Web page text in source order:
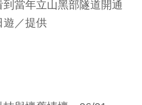
當年立山黑部隧道開通
／提供